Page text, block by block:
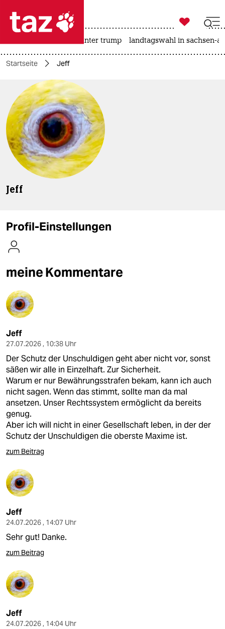

themen
politik
öko
gesellschaft
kultur
berlin
nord
wahrheit
verlag
verlag
veranstaltungen
shop
fragen & hilfe
unterstützen
abo
genossenschaft
epaper login

taz zahl ich
usa unter trump landtagswahl in sachsen-
Startseite Jeff
Jeff
Profil-Einstellungen
meine Kommentare
Jeff
27.07.2026 , 10:38 Uhr
Der Schutz der Unschuldigen geht aber nicht vor, sonst
säßen wir alle in Einzelhaft. Zur Sicherheit.
Warum er nur Bewährungsstrafen bekam, kann ich auch
nicht sagen. Wenn das stimmt, sollte man da mal
ansetzen. Unser Rechtssystem ermöglicht da bereits
genug.
Aber ich will nicht in einer Gesellschaft leben, in der der
Schutz der Unschuldigen die oberste Maxime ist.
zum Beitrag
Jeff
24.07.2026 , 14:07 Uhr
Sehr gut! Danke.
zum Beitrag
Jeff
24.07.2026 , 14:04 Uhr